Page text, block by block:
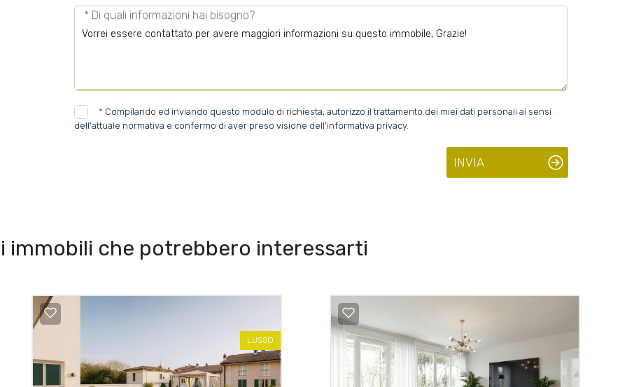
* Di quali informazioni hai bisogno?
* Compilando ed inviando questo modulo di richiesta, autorizzo il trattamento dei miei dati personali ai sensi
dell'attuale normativa e confermo di aver preso visione dell'informativa privacy.
INVIA
immobili che potrebbero interessarti
LUSSO